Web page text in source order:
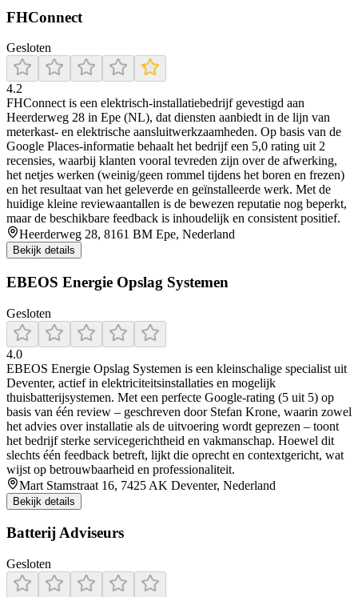
FHConnect
Gesloten
4.2
FHConnect is een elektrisch-installatiebedrijf gevestigd aan
Heerderweg 28 in Epe (NL), dat diensten aanbiedt in de lijn van
meterkast- en elektrische aansluitwerkzaamheden. Op basis van de
Google Places-informatie behaalt het bedrijf een 5,0 rating uit 2
recensies, waarbij klanten vooral tevreden zijn over de afwerking,
het netjes werken (weinig/geen rommel tijdens het boren en frezen)
en het resultaat van het geleverde en geïnstalleerde werk. Met de
huidige kleine reviewaantallen is de bewezen reputatie nog beperkt,
maar de beschikbare feedback is inhoudelijk en consistent positief.
Heerderweg 28, 8161 BM Epe, Nederland
Bekijk details
EBEOS Energie Opslag Systemen
Gesloten
4.0
EBEOS Energie Opslag Systemen is een kleinschalige specialist uit
Deventer, actief in elektriciteitsinstallaties en mogelijk
thuisbatterijsystemen. Met een perfecte Google-rating (5 uit 5) op
basis van één review – geschreven door Stefan Krone, waarin zowel
het advies over installatie als de uitvoering wordt geprezen – toont
het bedrijf sterke servicegerichtheid en vakmanschap. Hoewel dit
slechts één feedback betreft, lijkt die oprecht en contextgericht, wat
wijst op betrouwbaarheid en professionaliteit.
Mart Stamstraat 16, 7425 AK Deventer, Nederland
Bekijk details
Batterij Adviseurs
Gesloten